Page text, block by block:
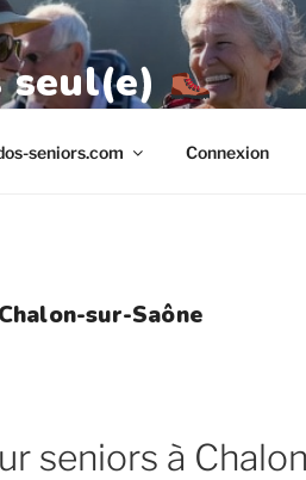
seul(e)
seniors.com Connexion
sur-Saône
seniors à